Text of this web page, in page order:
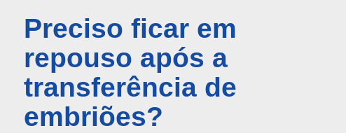
Preciso ficar em
repouso após a
transferência de
embriões?